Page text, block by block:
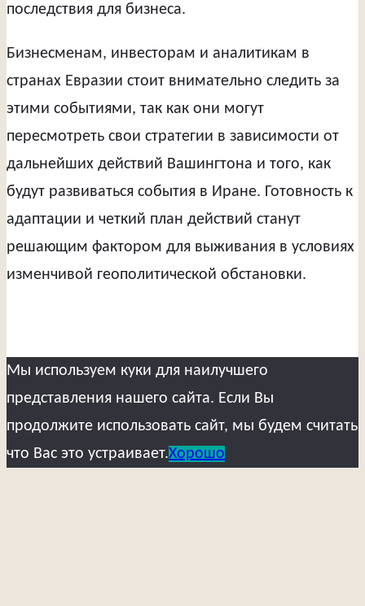
последствия для бизнеса.
Бизнесменам, инвесторам и аналитикам в
странах Евразии стоит внимательно следить за
этими событиями, так как они могут
пересмотреть свои стратегии в зависимости от
дальнейших действий Вашингтона и того, как
будут развиваться события в Иране. Готовность к
адаптации и четкий план действий станут
решающим фактором для выживания в условиях
изменчивой геополитической обстановки.
Мы используем куки для наилучшего
представления нашего сайта. Если Вы
продолжите использовать сайт, мы будем считать
что Вас это устраивает.Хорошо